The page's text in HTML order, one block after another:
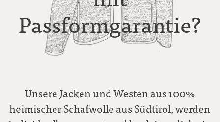
Passformgarantie?
Unsere Jacken und Westen aus 100%
heimischer Schafwolle aus Südtirol, werden